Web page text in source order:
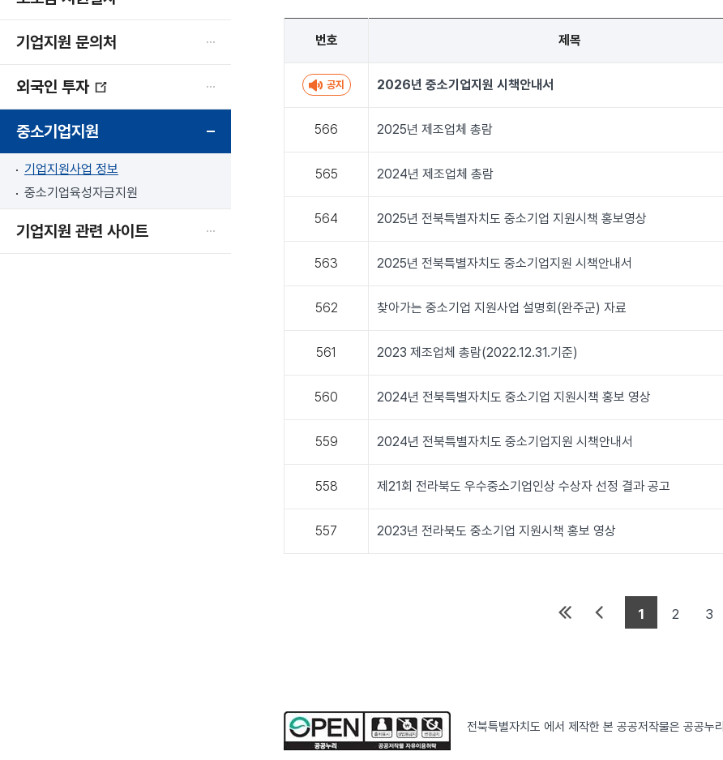
기업지원 문의처
외국인 투자
중소기업지원
기업지원사업 정보
중소기업육성자금지원
기업지원 관련 사이트
번호 제목
공지 2026년 중소기업지원 시책안내서
566 2025년 제조업체 총람
565 2024년 제조업체 총람
564 2025년 전북특별자치도 중소기업 지원시책 홍보영상
563 2025년 전북특별자치도 중소기업지원 시책안내서
562 찾아가는 중소기업 지원사업 설명회(완주군) 자료
561 2023 제조업체 총람(2022.12.31.기준)
560 2024년 전북특별자치도 중소기업 지원시책 홍보 영상
559 2024년 전북특별자치도 중소기업지원 시책안내서
558 제21회 전라북도 우수중소기업인상 수상자 선정 결과 공고
557 2023년 전라북도 중소기업 지원시책 홍보 영상
1 2 3
전북특별자치도 에서 제작한 본 공공저작물은 공공누리